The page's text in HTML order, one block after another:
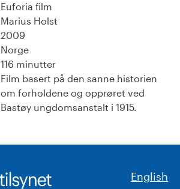
Euforia film
Marius Holst
2009
Norge
116 minutter
Film basert på den sanne historien
om forholdene og opprøret ved
Bastøy ungdomsanstalt i 1915.
English